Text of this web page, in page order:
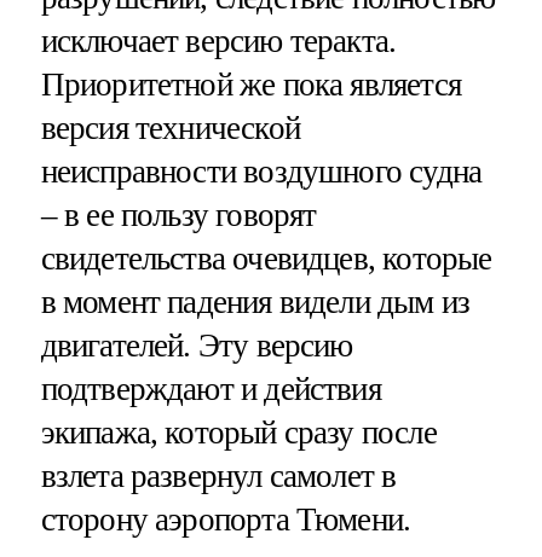
исключает версию теракта.
Приоритетной же пока является
версия технической
неисправности воздушного судна
– в ее пользу говорят
свидетельства очевидцев, которые
в момент падения видели дым из
двигателей. Эту версию
подтверждают и действия
экипажа, который сразу после
взлета развернул самолет в
сторону аэропорта Тюмени.